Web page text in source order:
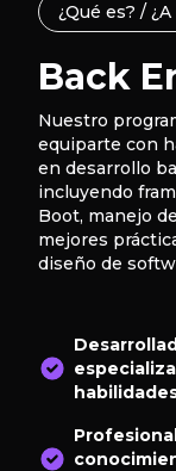
¿Qué es? /
Back
Nuestro
equiparte con
en desarrollo
incluyendo
Boot, manejo
mejores
diseño de